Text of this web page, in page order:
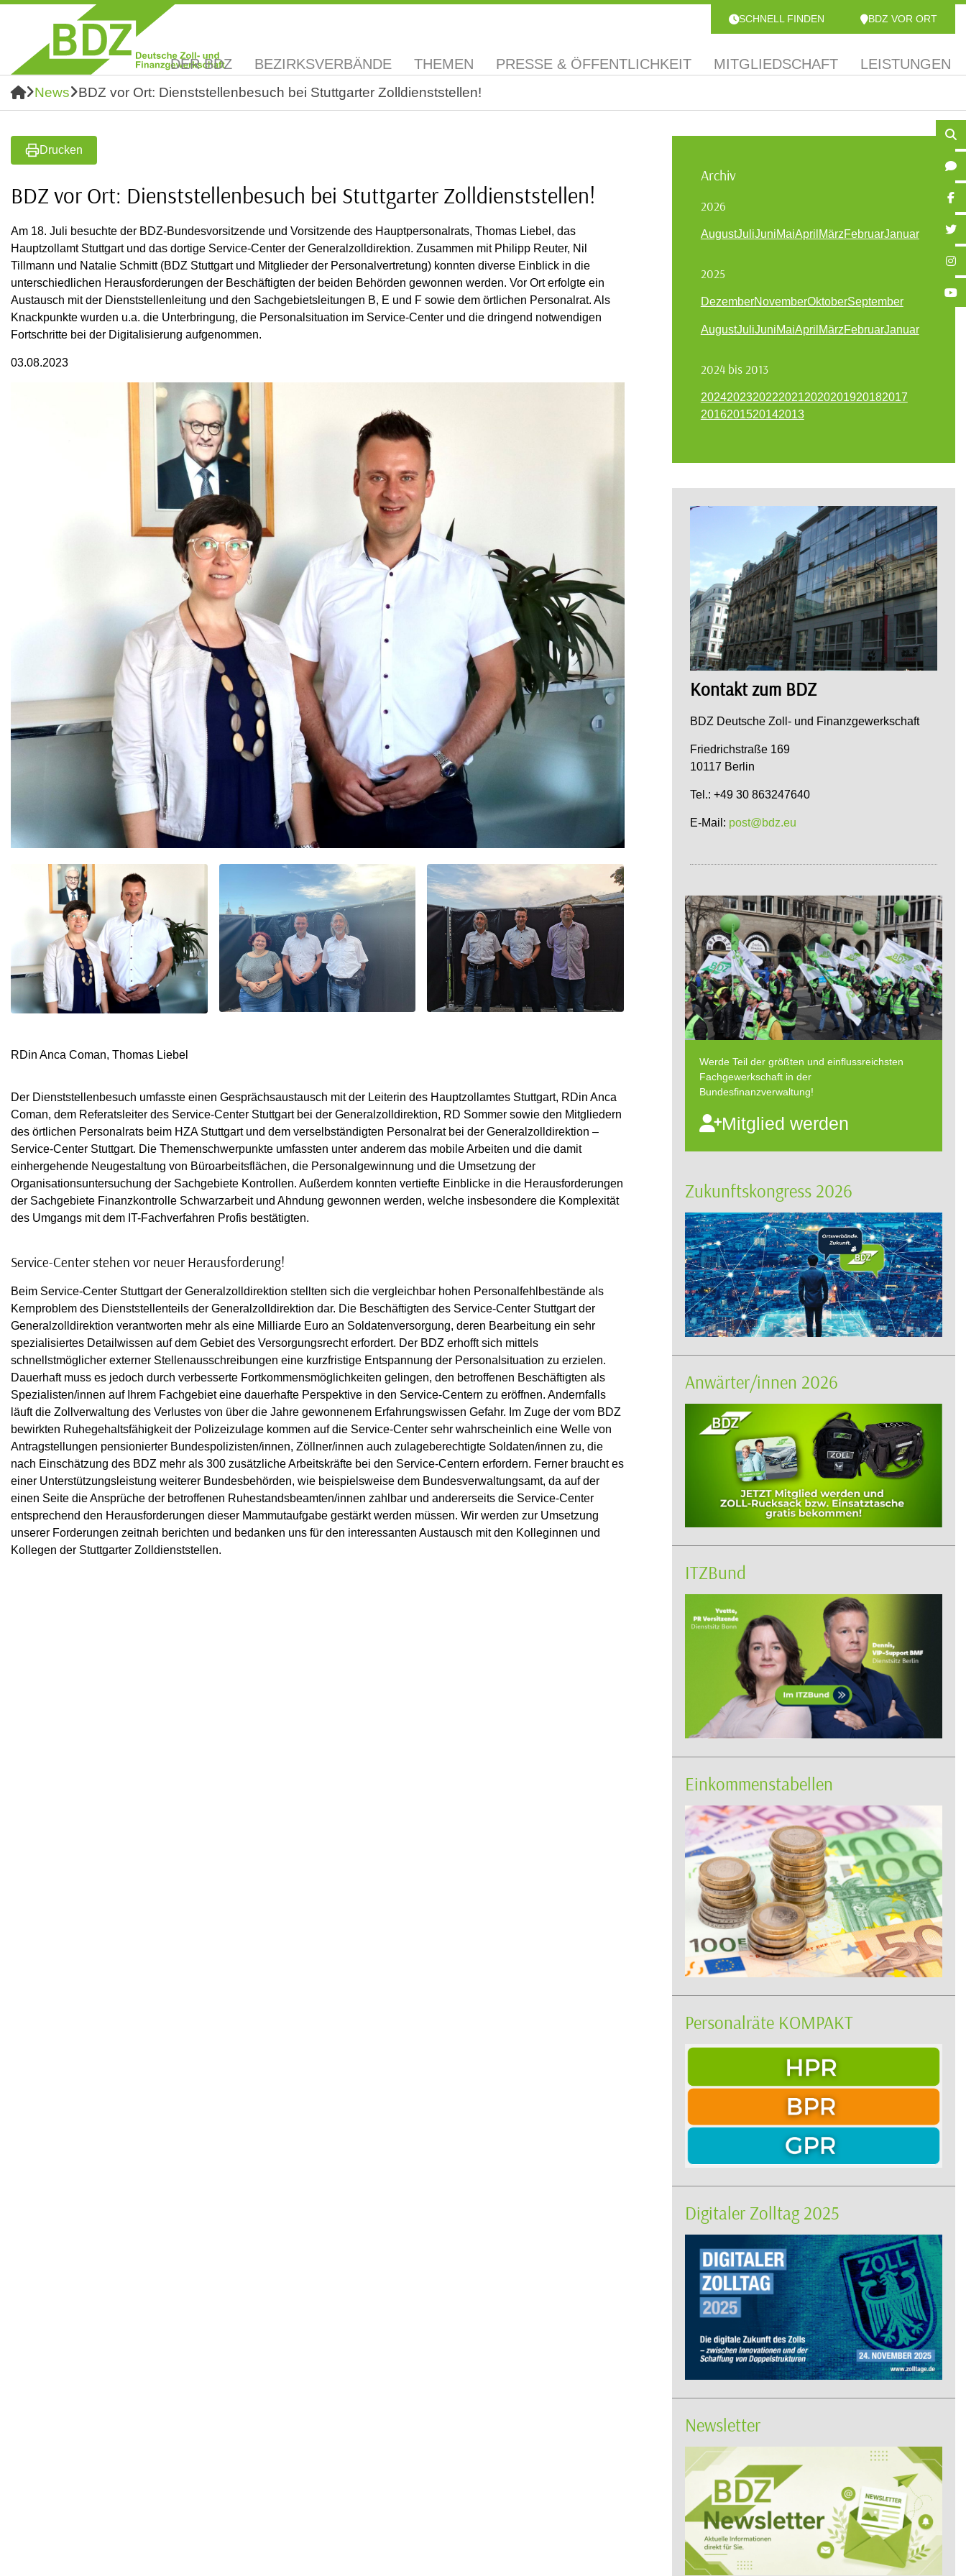
SCHNELL FINDEN BDZ VOR ORT
DER BDZ BEZIRKSVERBÄNDE THEMEN PRESSE & ÖFFENTLICHKEIT MITGLIEDSCHAFT LEISTUNGEN
News BDZ vor Ort: Dienststellenbesuch bei Stuttgarter Zolldienststellen!
Drucken
BDZ vor Ort: Dienststellenbesuch bei Stuttgarter Zolldienststellen!
Am 18. Juli besuchte der BDZ-Bundesvorsitzende und Vorsitzende des Hauptpersonalrats, Thomas Liebel, das
Hauptzollamt Stuttgart und das dortige Service-Center der Generalzolldirektion. Zusammen mit Philipp Reuter, Nil
Tillmann und Natalie Schmitt (BDZ Stuttgart und Mitglieder der Personalvertretung) konnten diverse Einblick in die
unterschiedlichen Herausforderungen der Beschäftigten der beiden Behörden gewonnen werden. Vor Ort erfolgte ein
Austausch mit der Dienststellenleitung und den Sachgebietsleitungen B, E und F sowie dem örtlichen Personalrat. Als
Knackpunkte wurden u.a. die Unterbringung, die Personalsituation im Service-Center und die dringend notwendigen
Fortschritte bei der Digitalisierung aufgenommen.
03.08.2023
RDin Anca Coman, Thomas Liebel
Der Dienststellenbesuch umfasste einen Gesprächsaustausch mit der Leiterin des Hauptzollamtes Stuttgart, RDin Anca
Coman, dem Referatsleiter des Service-Center Stuttgart bei der Generalzolldirektion, RD Sommer sowie den Mitgliedern
des örtlichen Personalrats beim HZA Stuttgart und dem verselbständigten Personalrat bei der Generalzolldirektion –
Service-Center Stuttgart. Die Themenschwerpunkte umfassten unter anderem das mobile Arbeiten und die damit
einhergehende Neugestaltung von Büroarbeitsflächen, die Personalgewinnung und die Umsetzung der
Organisationsuntersuchung der Sachgebiete Kontrollen. Außerdem konnten vertiefte Einblicke in die Herausforderungen
der Sachgebiete Finanzkontrolle Schwarzarbeit und Ahndung gewonnen werden, welche insbesondere die Komplexität
des Umgangs mit dem IT-Fachverfahren Profis bestätigten.
Service-Center stehen vor neuer Herausforderung!
Beim Service-Center Stuttgart der Generalzolldirektion stellten sich die vergleichbar hohen Personalfehlbestände als
Kernproblem des Dienststellenteils der Generalzolldirektion dar. Die Beschäftigten des Service-Center Stuttgart der
Generalzolldirektion verantworten mehr als eine Milliarde Euro an Soldatenversorgung, deren Bearbeitung ein sehr
spezialisiertes Detailwissen auf dem Gebiet des Versorgungsrecht erfordert. Der BDZ erhofft sich mittels
schnellstmöglicher externer Stellenausschreibungen eine kurzfristige Entspannung der Personalsituation zu erzielen.
Dauerhaft muss es jedoch durch verbesserte Fortkommensmöglichkeiten gelingen, den betroffenen Beschäftigten als
Spezialisten/innen auf Ihrem Fachgebiet eine dauerhafte Perspektive in den Service-Centern zu eröffnen. Andernfalls
läuft die Zollverwaltung des Verlustes von über die Jahre gewonnenem Erfahrungswissen Gefahr. Im Zuge der vom BDZ
bewirkten Ruhegehaltsfähigkeit der Polizeizulage kommen auf die Service-Center sehr wahrscheinlich eine Welle von
Antragstellungen pensionierter Bundespolizisten/innen, Zöllner/innen auch zulageberechtigte Soldaten/innen zu, die
nach Einschätzung des BDZ mehr als 300 zusätzliche Arbeitskräfte bei den Service-Centern erfordern. Ferner braucht es
einer Unterstützungsleistung weiterer Bundesbehörden, wie beispielsweise dem Bundesverwaltungsamt, da auf der
einen Seite die Ansprüche der betroffenen Ruhestandsbeamten/innen zahlbar und andererseits die Service-Center
entsprechend den Herausforderungen dieser Mammutaufgabe gestärkt werden müssen. Wir werden zur Umsetzung
unserer Forderungen zeitnah berichten und bedanken uns für den interessanten Austausch mit den Kolleginnen und
Kollegen der Stuttgarter Zolldienststellen.
Archiv
2026
AugustJuliJuniMaiApril MärzFebruarJanuar
2025
DezemberNovemberOktoberSeptember
AugustJuliJuniMaiApril MärzFebruarJanuar
2024 bis 2013
20242023202220212020201920182017
2016201520142013
Kontakt zum BDZ
BDZ Deutsche Zoll- und Finanzgewerkschaft
Friedrichstraße 169
10117 Berlin
Tel.: +49 30 863247640
E-Mail: post@bdz.eu
Werde Teil der größten und einflussreichsten
Fachgewerkschaft in der
Bundesfinanzverwaltung!
Mitglied werden
Zukunftskongress 2026
Anwärter/innen 2026
ITZBund
Einkommenstabellen
Personalräte KOMPAKT
Digitaler Zolltag 2025
Newsletter